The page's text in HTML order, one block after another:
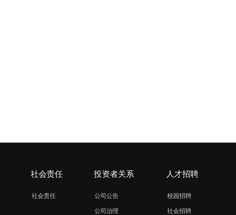
公司公告
公司治理
投资者关系
校园招聘
社会招聘
人才招聘
社会责任
社会责任